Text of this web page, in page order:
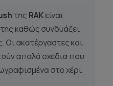
της RAKείναι
καθώς συνδυάζει
Οι ακατέργαστες και
απαλά σχέδια που
στο χέρι.